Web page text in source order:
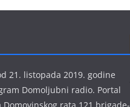
21. listopada 2019. godine
Domoljubni radio. Portal
rata 121.brigade-